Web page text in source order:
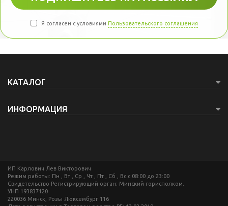
Я согласен с условиями Пользовательского соглашения
КАТАЛОГ
ИНФОРМАЦИЯ
ИП Карлович Лев Викторович
Режим работы: Пн , Вт , Ср , Чт , Пт , Сб , Вс c 08:00 до 23:00
Свидетельство Регистрирующий орган: Минский горисполком.
УНП 193837120
220036 Минск, Розы Люксембург 116